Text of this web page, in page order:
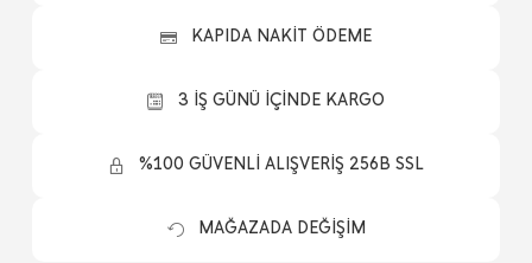
KAPIDA NAKİT ÖDEME
3 İŞ GÜNÜ İÇİNDE KARGO
%100 GÜVENLİ ALIŞVERİŞ 256B SSL
MAĞAZADA DEĞİŞİM